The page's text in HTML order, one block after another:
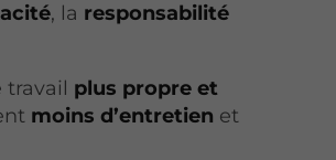
, la responsabilité
plus propre et
moins d’entretien et